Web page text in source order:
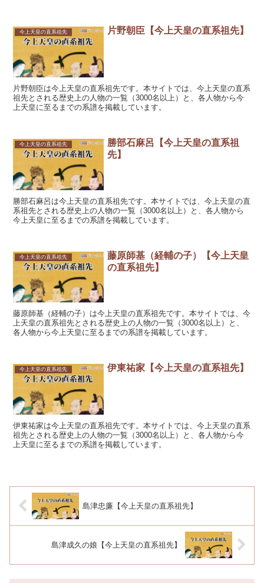
今上天皇の直系祖先 片野朝臣【今上天皇の直系祖先】
片野朝臣は今上天皇の直系祖先です。本サイトでは、今上天皇の直系
祖先とされる歴史上の人物の一覧（3000名以上）と、各人物から今
上天皇に至るまでの系譜を掲載しています。
今上天皇の直系祖先
勝部石麻呂【今上天皇の直系祖
先】
勝部石麻呂は今上天皇の直系祖先です。本サイトでは、今上天皇の直
系祖先とされる歴史上の人物の一覧（3000名以上）と、各人物から
今上天皇に至るまでの系譜を掲載しています。
今上天皇の直系祖先
藤原師基（経輔の子）【今上天皇
の直系祖先】
藤原師基（経輔の子）は今上天皇の直系祖先です。本サイトでは、今
上天皇の直系祖先とされる歴史上の人物の一覧（3000名以上）と、
各人物から今上天皇に至るまでの系譜を掲載しています。
今上天皇の直系祖先 伊東祐家【今上天皇の直系祖先】
伊東祐家は今上天皇の直系祖先です。本サイトでは、今上天皇の直系
祖先とされる歴史上の人物の一覧（3000名以上）と、各人物から今
上天皇に至るまでの系譜を掲載しています。
島津忠廉【今上天皇の直系祖先】
島津成久の娘【今上天皇の直系祖先】